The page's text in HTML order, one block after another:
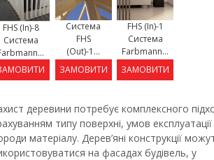
FHS (In)-8
Система
Система
FHS
(Out)-1...
ЗАМОВИТИ
FHS (In)-1
Система
Farbmann...
ЗАМОВИТИ
деревини потребує комплексного
типу поверхні, умов
матеріалу. Дерев’яні конструкції
на фасадах будівель, у